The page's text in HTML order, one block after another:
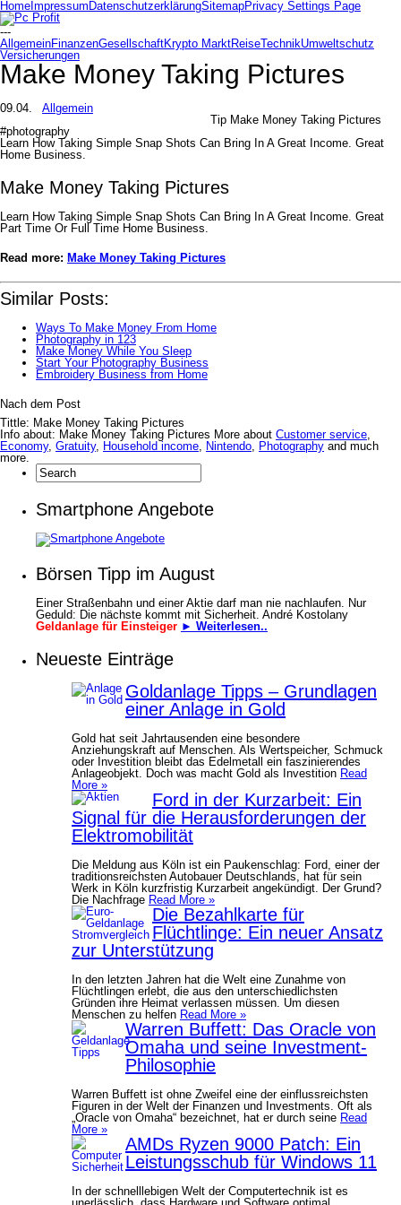
Home Impressum DatenschutzerklärungSitemapPrivacy Settings Page
---
AllgemeinFinanzenGesellschaftKrypto MarktReiseTechnikUmweltschutz
Versicherungen
Make Money Taking Pictures
09.04.
Allgemein
Tip Make Money Taking Pictures
#photography
Learn How Taking Simple Snap Shots Can Bring In A Great Income. Great
Home Business.
Make Money Taking Pictures
Learn How Taking Simple Snap Shots Can Bring In A Great Income. Great
Part Time Or Full Time Home Business.
Read more: Make Money Taking Pictures
Similar Posts:
Ways To Make Money From Home
Photography in 123
Make Money While You Sleep
Start Your Photography Business
Embroidery Business from Home
Nach dem Post
Tittle: Make Money Taking Pictures
Info about: Make Money Taking Pictures More about Customer service
Economy, Gratuity, Household income Nintendo Photography and much
more.
Smartphone Angebote
Börsen Tipp im August
Einer Straßenbahn und einer Aktie darf man nie nachlaufen. Nur
Geduld: Die nächste kommt mit Sicherheit. André Kostolany
Geldanlage für Einsteiger ► Weiterlesen..
Neueste Einträge
Goldanlage Tipps – Grundlagen
einer Anlage in Gold
Gold hat seit Jahrtausenden eine besondere
Anziehungskraft auf Menschen. Als Wertspeicher, Schmuck
oder Investition bleibt das Edelmetall ein faszinierendes
Anlageobjekt. Doch was macht Gold als Investition Read
More »
Ford in der Kurzarbeit: Ein
Signal für die Herausforderungen der
Elektromobilität
Die Meldung aus Köln ist ein Paukenschlag: Ford, einer der
traditionsreichsten Autobauer Deutschlands, hat für sein
Werk in Köln kurzfristig Kurzarbeit angekündigt. Der Grund?
Die Nachfrage Read More »
Die Bezahlkarte für
Flüchtlinge: Ein neuer Ansatz
zur Unterstützung
In den letzten Jahren hat die Welt eine Zunahme von
Flüchtlingen erlebt, die aus den unterschiedlichsten
Gründen ihre Heimat verlassen müssen. Um diesen
Menschen zu helfen Read More »
Warren Buffett: Das Oracle von
Omaha und seine Investment-
Philosophie
Warren Buffett ist ohne Zweifel eine der einflussreichsten
Figuren in der Welt der Finanzen und Investments. Oft als
„Oracle von Omaha“ bezeichnet, hat er durch seine Read
More »
AMDs Ryzen 9000 Patch: Ein
Leistungsschub für Windows 11
In der schnelllebigen Welt der Computertechnik ist es
unerlässlich, dass Hardware und Software optimal